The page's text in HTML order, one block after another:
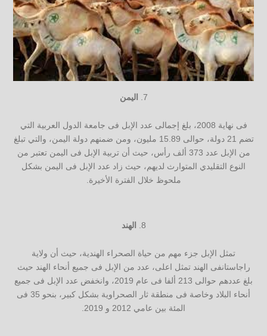
اليمن
فى نهاية 2008، بلغ إجمالى عدد الإبل فى جامعة الدول العربية التي
تضم 21 دولة، حوالى 15.89 مليون، ومن ضمنهم دولة اليمن، والتي تبلغ
من الإبل عدد 373 ألف رأس، حيث أن تربية الإبل فى اليمن تعتبر من
النوع التقليدي المتوارث لديهم، حيث زاد عدد الإبل فى اليمن بشكل
ملحوظ خلال الفترة الأخيرة.
الهند
تمثل الإبل جزء مهم من حياة الصحراء الهندية، حيث أن ولاية
راجاستانفى الهند تمثل اعلى، عدد من الإبل فى جميع أنحاء الهند حيث
بلغ عددهم حوالى 213 ألفا فى عام 2019، وانخفض عدد الإبل فى جميع
أنحاء البلاد وخاصة فى منطقة ثار الصحراوية بشكل كبير، بنحو 35 فى
المئة بين عامي 2012 و 2019.